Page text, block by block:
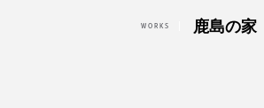
WORKS 鹿島の家